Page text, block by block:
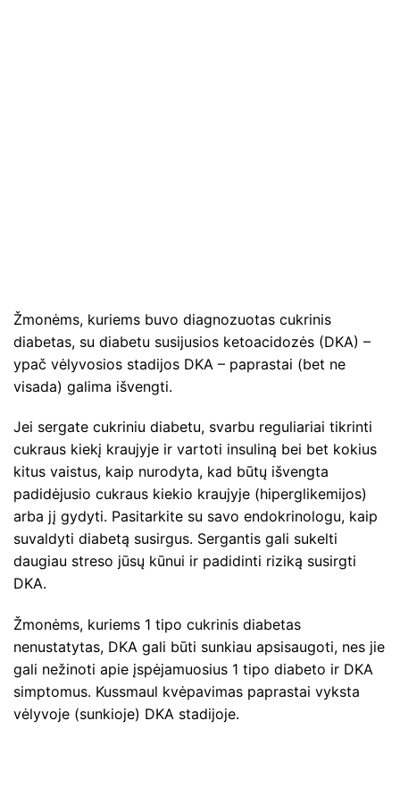
Žmonėms, kuriems buvo diagnozuotas cukrinis
diabetas, su diabetu susijusios ketoacidozės (DKA) –
ypač vėlyvosios stadijos DKA – paprastai (bet ne
visada) galima išvengti.
Jei sergate cukriniu diabetu, svarbu reguliariai tikrinti
cukraus kiekį kraujyje ir vartoti insuliną bei bet kokius
kitus vaistus, kaip nurodyta, kad būtų išvengta
padidėjusio cukraus kiekio kraujyje (hiperglikemijos)
arba jį gydyti. Pasitarkite su savo endokrinologu, kaip
suvaldyti diabetą susirgus. Sergantis gali sukelti
daugiau streso jūsų kūnui ir padidinti riziką susirgti
DKA.
Žmonėms, kuriems 1 tipo cukrinis diabetas
nenustatytas, DKA gali būti sunkiau apsisaugoti, nes jie
gali nežinoti apie įspėjamuosius 1 tipo diabeto ir DKA
simptomus. Kussmaul kvėpavimas paprastai vyksta
vėlyvoje (sunkioje) DKA stadijoje.